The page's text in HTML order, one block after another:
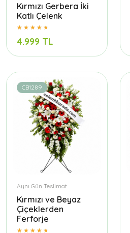
Kırmızı Gerbera İki
Katlı Çelenk
4.999 TL
CB1289
Aynı Gün Teslimat
Kırmızı ve Beyaz
Çiçeklerden
Ferforje